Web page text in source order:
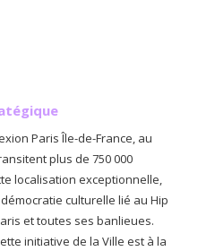
Paris Île-de-France, au
plus de 750 000
localisation exceptionnelle,
culturelle lié au Hip
et toutes ses banlieues.
initiative de la Ville est à la